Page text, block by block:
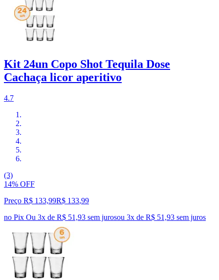
Kit 24un Copo Shot Tequila Dose
Cachaça licor aperitivo
4.7
(3)
14% OFF
Preço R$ 133,99R$ 133,99
no Pix Ou 3x de R$ 51,93 sem jurosou 3x de R$ 51,93 sem juros